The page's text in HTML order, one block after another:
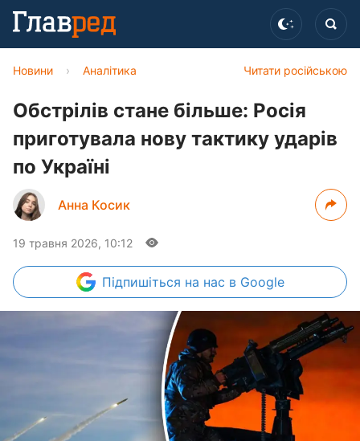
Читати російською
Новини › Аналітика
Обстрілів стане більше: Росія
приготувала нову тактику ударів
по Україні
Анна Косик
19 травня 2026, 10:12
Підпишіться на нас в Google